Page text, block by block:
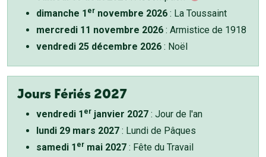
dimanche 1 er novembre 2026 : La Toussaint
mercredi 11 novembre 2026 : Armistice de 1918
vendredi 25 décembre 2026 : Noël
Jours Fériés 2027
vendredi 1 er janvier 2027 : Jour de l'an
lundi 29 mars 2027 : Lundi de Pâques
samedi 1 er mai 2027 : Fête du Travail